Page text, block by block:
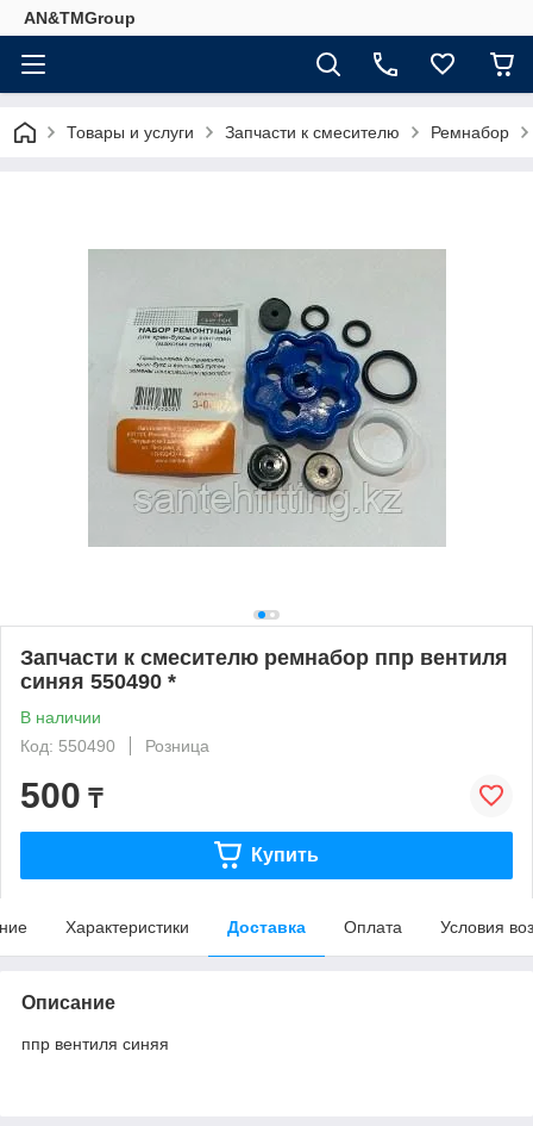
AN&TMGroup
Товары и услуги Запчасти к смесителю Ремнабор
Запчасти к смесителю ремнабор ппр вентиля
синяя 550490 *
В наличии
Код: 550490
Розница
500 ₸
Купить
Характеристики Доставка Оплата Условия
Описание
ппр вентиля синяя